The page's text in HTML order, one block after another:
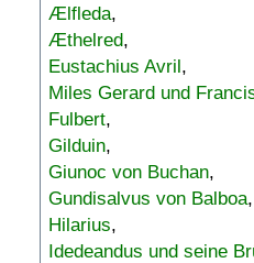
Ælfleda,
Æthelred,
Eustachius Avril,
Miles Gerard und
Fulbert,
Gilduin,
Giunoc von Buchan,
Gundisalvus von Balboa,
Hilarius,
Idedeandus und seine